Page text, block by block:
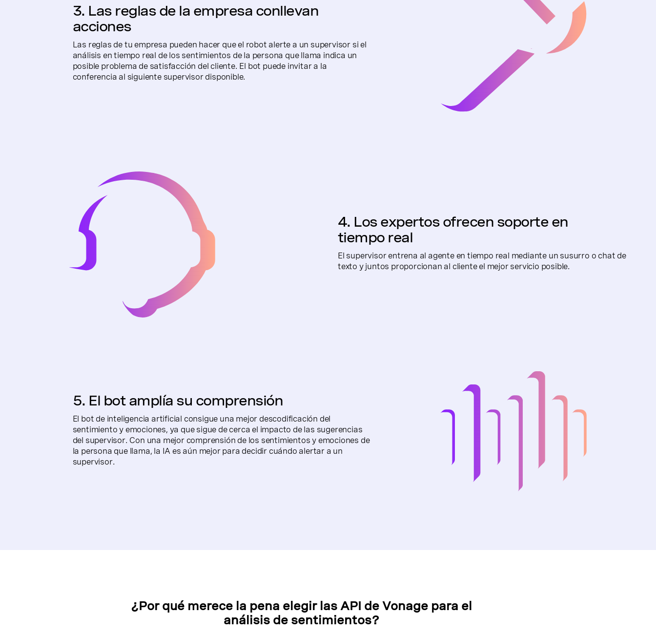
3. Las reglas de la empresa conllevan
acciones
Las reglas de tu empresa pueden hacer que el robot alerte a un supervisor si el
análisis en tiempo real de los sentimientos de la persona que llama indica un
posible problema de satisfacción del cliente. El bot puede invitar a la
conferencia al siguiente supervisor disponible.
4. Los expertos ofrecen soporte en
tiempo real
El supervisor entrena al agente en tiempo real mediante un susurro o chat de
texto y juntos proporcionan al cliente el mejor servicio posible.
5. El bot amplía su comprensión
El bot de inteligencia artificial consigue una mejor descodificación del
sentimiento y emociones, ya que sigue de cerca el impacto de las sugerencias
del supervisor. Con una mejor comprensión de los sentimientos y emociones de
la persona que llama, la IA es aún mejor para decidir cuándo alertar a un
supervisor.
¿Por qué merece la pena elegir las API de Vonage para el
análisis de sentimientos?